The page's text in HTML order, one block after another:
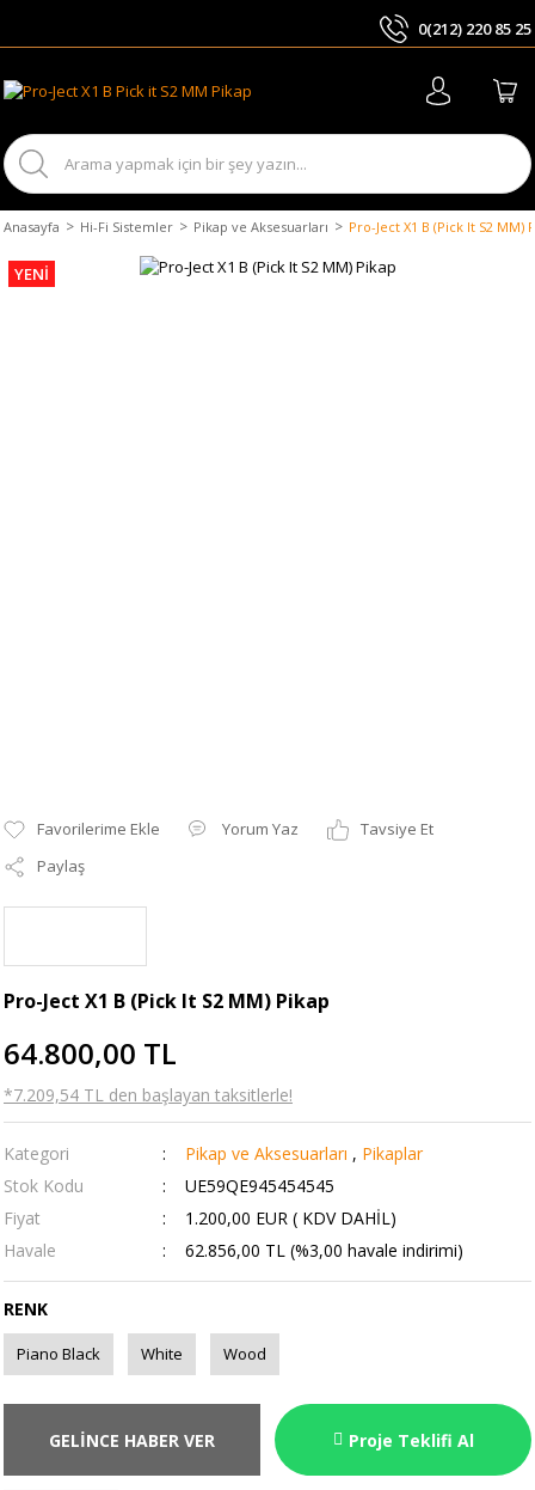
0(212) 220 85 25
Anasayfa Hi-Fi Sistemler Pikap ve Aksesuarları Pro-Ject X1 B (Pick It S2 MM)
YENİ
Yorum Yaz
Tavsiye Et
Paylaş
Pro-Ject X1 B (Pick It S2 MM) Pikap
64.800,00 TL
*7.209,54 TL den başlayan taksitlerle!
Kategori Pikap ve Aksesuarları , Pikaplar
Stok Kodu
UE59QE945454545
Fiyat
1.200,00 EUR ( KDV DAHİL)
Havale
62.856,00 TL (%3,00 havale indirimi)
RENK
Piano Black White Wood
GELİNCE HABER VER Proje Teklifi Al